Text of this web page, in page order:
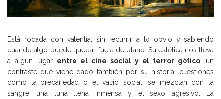
Está rodada con valentía, sin recurrir a lo obvio y sabiendo
cuando algo puede quedar fuera de plano. Su estética nos lleva
a algún lugar entre el cine social y el terror gótico, un
contraste que viene dado también por su historia: cuestiones
como la precariedad o el vacío social, se mezclan con la
sangre, una luna llena inmensa y el sexo agresivo. La